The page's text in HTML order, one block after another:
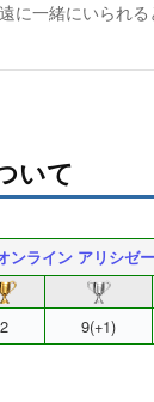
に一緒にいられる
いて
ンライン アリシゼ
2 9(+1)